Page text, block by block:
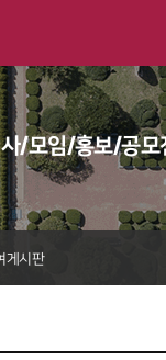
/모임/홍보/공모
게시판